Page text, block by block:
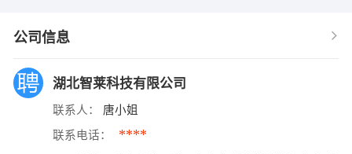
公司信息
湖北智莱科技有限公司
联系人： 唐小姐
联系电话： ****